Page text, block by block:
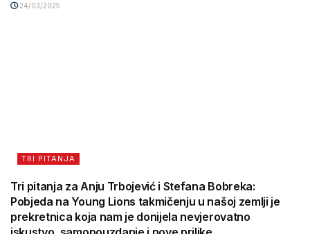
24/03/2025
TRI PITANJA
Tri pitanja za Anju Trbojević i Stefana Bobreka:
Pobjeda na Young Lions takmičenju u našoj zemlji je
prekretnica koja nam je donijela nevjerovatno